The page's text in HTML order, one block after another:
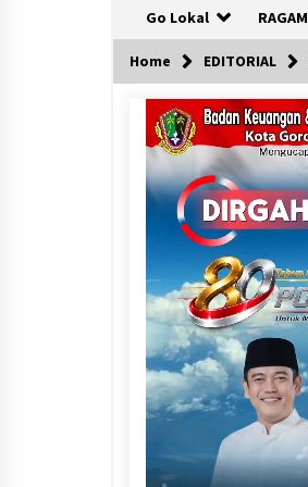
Go Lokal RAGAM
Home EDITORIAL